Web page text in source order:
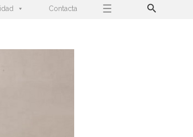
Contacta ☰ Buscar